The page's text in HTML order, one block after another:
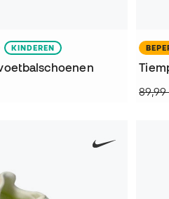
KINDEREN
89,99